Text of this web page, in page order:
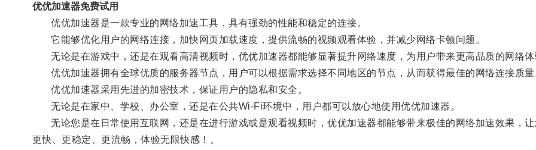
优优加速器免费试用
优优加速器是一款专业的网络加速工具，具有强劲的性能和稳定的连接。
它能够优化用户的网络连接，加快网页加载速度，提供流畅的视频观看体验，并减少网络卡顿问题。
无论是在游戏中，还是在观看高清视频时，优优加速器都能够显著提升网络速度，为用户带来更高品质的网络体
优优加速器拥有全球优质的服务器节点，用户可以根据需求选择不同地区的节点，从而获得最佳的网络连接质量
优优加速器采用先进的加密技术，保证用户的隐私和安全。
无论是在家中、学校、办公室，还是在公共Wi-Fi环境中，用户都可以放心地使用优优加速器。
无论您是在日常使用互联网，还是在进行游戏或是观看视频时，优优加速器都能够带来极佳的网络加速效果，
更快、更稳定、更流畅，体验无限快感！。